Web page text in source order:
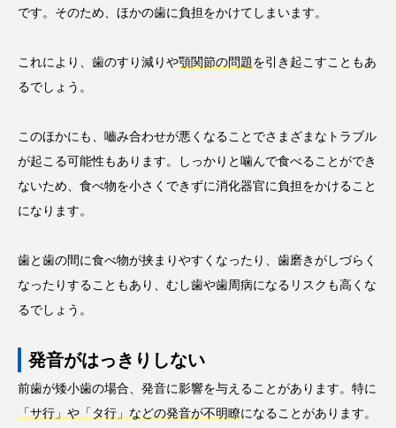
です。そのため、ほかの歯に負担をかけてしまいます。
これにより、歯のすり減りや顎関節の問題を引き起こすこともあ
るでしょう。
このほかにも、嚙み合わせが悪くなることでさまざまなトラブル
が起こる可能性もあります。しっかりと噛んで食べることができ
ないため、食べ物を小さくできずに消化器官に負担をかけること
になります。
歯と歯の間に食べ物が挟まりやすくなったり、歯磨きがしづらく
なったりすることもあり、むし歯や歯周病になるリスクも高くな
るでしょう。
発音がはっきりしない
前歯が矮小歯の場合、発音に影響を与えることがあります。特に
「サ行」や「タ行」などの発音が不明瞭になることがあります。